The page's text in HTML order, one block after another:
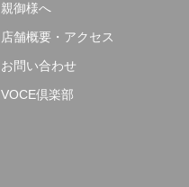
親御様へ
店舗概要・アクセス
お問い合わせ
VOCE倶楽部